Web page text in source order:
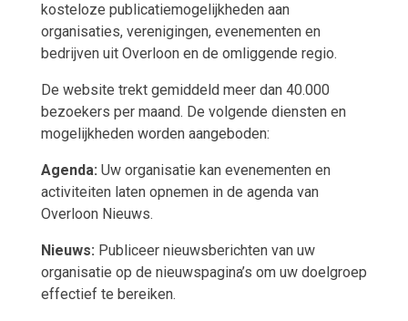
kosteloze publicatiemogelijkheden aan
organisaties, verenigingen, evenementen en
bedrijven uit Overloon en de omliggende regio.
De website trekt gemiddeld meer dan 40.000
bezoekers per maand. De volgende diensten en
mogelijkheden worden aangeboden:
Agenda: Uw organisatie kan evenementen en
activiteiten laten opnemen in de agenda van
Overloon Nieuws.
Nieuws: Publiceer nieuwsberichten van uw
organisatie op de nieuwspagina’s om uw doelgroep
effectief te bereiken.